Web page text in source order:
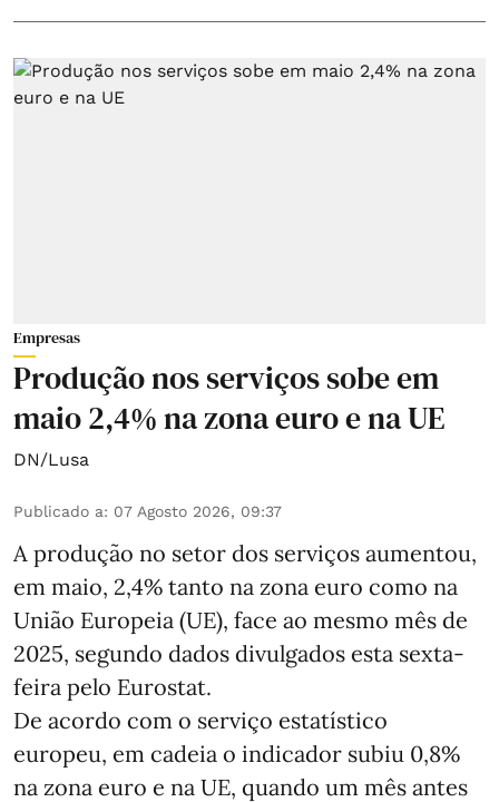
Empresas
Produção nos serviços sobe em
maio 2,4% na zona euro e na UE
DN/Lusa
Publicado a: 07 Agosto 2026, 09:37
A produção no setor dos serviços aumentou,
em maio, 2,4% tanto na zona euro como na
União Europeia (UE), face ao mesmo mês de
2025, segundo dados divulgados esta sexta-
feira pelo Eurostat.
De acordo com o serviço estatístico
europeu, em cadeia o indicador subiu 0,8%
na zona euro e na UE, quando um mês antes